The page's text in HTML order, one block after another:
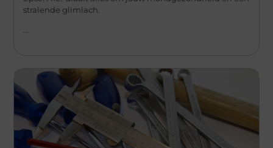
stralende glimlach.